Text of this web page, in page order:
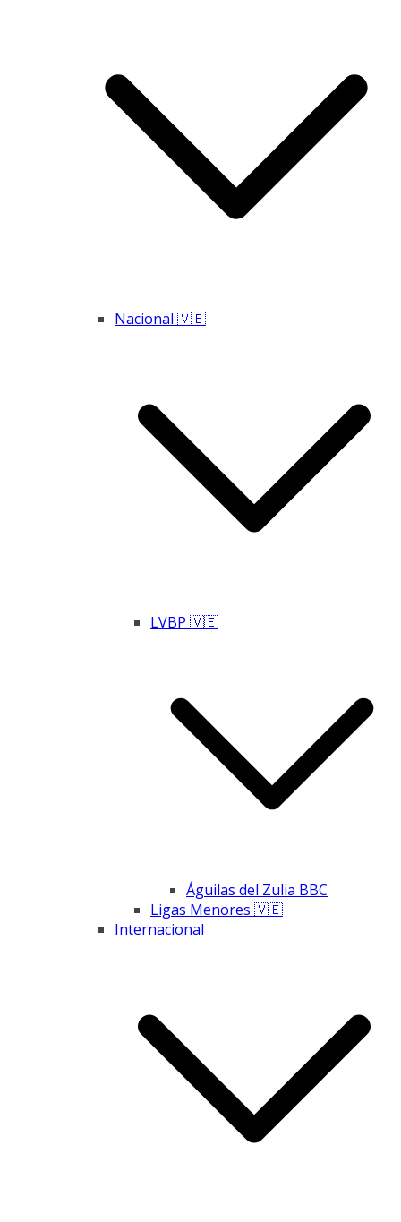
Nacional 🇻🇪
LVBP 🇻🇪
Águilas del Zulia BBC
Ligas Menores 🇻🇪
Internacional